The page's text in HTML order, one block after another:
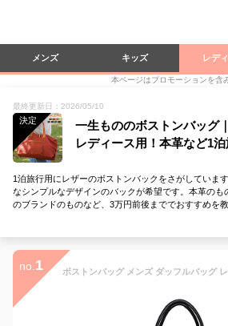
メンズ キッズ レデ
本ページはプロモーションを含
最終更新日：2026/05/10
決定
一生もののボストンバッグ
レディース用！本革など1
1泊旅行用にレザーのボストンバックをさがしていま
なシンプルなデザインのバックが希望です。本革のも
のブランドのものなど、3万円前後まででおすすめを教
no. 1